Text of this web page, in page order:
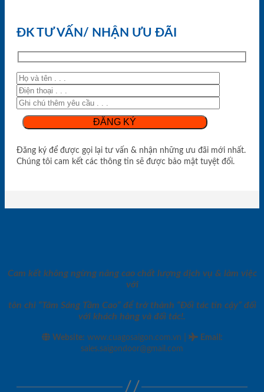
ĐK TƯ VẤN/ NHẬN ƯU ĐÃI
Đăng ký để được gọi lại tư vấn & nhận những ưu đãi mới nhất.
Chúng tôi cam kết các thông tin sẽ được bảo mật tuyệt đối.
Cam kết không ngừng nâng cao chất lượng dịch vụ & làm việc
với
tôn chỉ “Tâm Sáng Tầm Cao” để trở thành “Đối tác tin cậy” đối
với khách hàng và đối tác!.
Website: www.cuagosaigon.com.vn Email :
sales.saigondoor@gmail.com